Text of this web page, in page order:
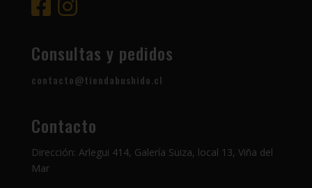
Consultas y pedidos
contacto@tiendabushido.cl
Contacto
Dirección: Arlegui 414, Galería Suiza, local 13, Viña del
Mar